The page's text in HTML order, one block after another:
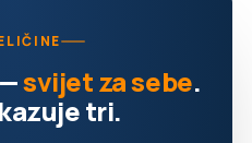
—svijet za sebe.
tri.